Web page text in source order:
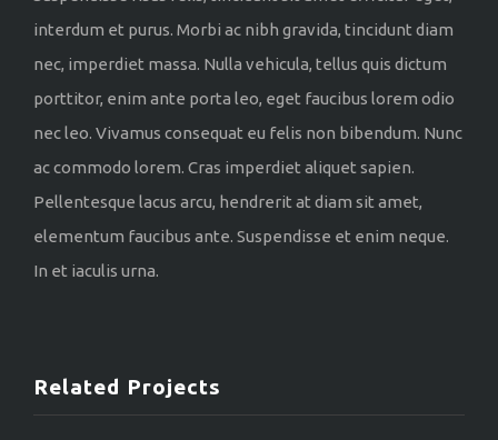
interdum et purus. Morbi ac nibh gravida, tincidunt diam
nec, imperdiet massa. Nulla vehicula, tellus quis dictum
porttitor, enim ante porta leo, eget faucibus lorem odio
nec leo. Vivamus consequat eu felis non bibendum. Nunc
ac commodo lorem. Cras imperdiet aliquet sapien.
Pellentesque lacus arcu, hendrerit at diam sit amet,
elementum faucibus ante. Suspendisse et enim neque.
In et iaculis urna.
Related Projects